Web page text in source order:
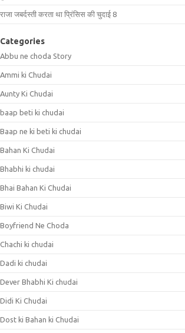
राजा जबर्दस्ती करता था प्रिंसिस की चुदाई 8
Categories
Abbu ne choda Story
Ammi ki Chudai
Aunty Ki Chudai
baap beti ki chudai
Baap ne ki beti ki chudai
Bahan Ki Chudai
Bhabhi ki chudai
Bhai Bahan Ki Chudai
Biwi Ki Chudai
Boyfriend Ne Choda
Chachi ki chudai
Dadi ki chudai
Dever Bhabhi Ki chudai
Didi Ki Chudai
Dost ki Bahan ki Chudai